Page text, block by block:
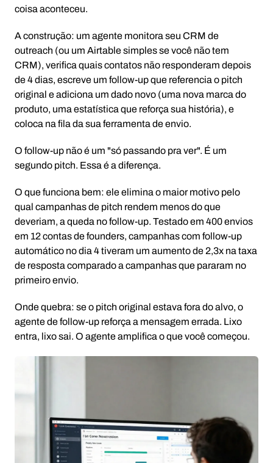
coisa aconteceu.
A construção: um agente monitora seu CRM de
outreach (ou um Airtable simples se você não tem
CRM), verifica quais contatos não responderam depois
de 4 dias, escreve um follow-up que referencia o pitch
original e adiciona um dado novo (uma nova marca do
produto, uma estatística que reforça sua história), e
coloca na fila da sua ferramenta de envio.
O follow-up não é um "só passando pra ver". É um
segundo pitch. Essa é a diferença.
O que funciona bem: ele elimina o maior motivo pelo
qual campanhas de pitch rendem menos do que
deveriam, a queda no follow-up. Testado em 400 envios
em 12 contas de founders, campanhas com follow-up
automático no dia 4 tiveram um aumento de 2,3x na taxa
de resposta comparado a campanhas que pararam no
primeiro envio.
Onde quebra: se o pitch original estava fora do alvo, o
agente de follow-up reforça a mensagem errada. Lixo
entra, lixo sai. O agente amplifica o que você começou.